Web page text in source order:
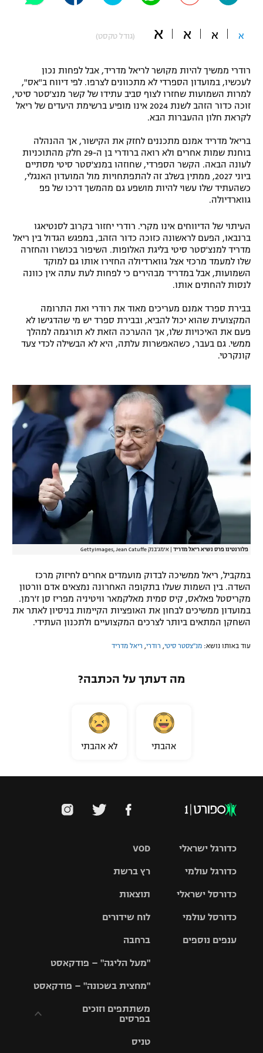
תקנון משתתפים וזוכים בפרסים
תקנון עבור פעילות אלקטרה
תקנון עבור פעילות ספורט 1 – "מרלן"
טניס
גיימינג E-Sports
תנאי שימוש
תקנון פעילות ספורט 1
רשיון להקרנה פומבית לבית עסק
הצטרפות לחבילת הערוצים
לוח דרושים – ג'ובנט
תגיות
המגזין
כדורמים
פוטבול אמריקאי NFL
בייסבול MLB
ספורט אתגרי ואקסטרים
אומנויות לחימה
גיימינג E-Sports
א א א א (גודל טקסט)
רודרי ממשיך להיות מקושר לריאל מדריד, אבל לפחות נכון
לעכשיו, במועדון הספרדי לא מתכוונים לצרפו. לפי דיווח ב"אס",
למרות השמועות שחזרו לצוף סביב עתידו של קשר מנצ'סטר סיטי,
זוכה כדור הזהב לשנת 2024 אינו מופיע ברשימת היעדים של ריאל
לקראת חלון ההעברות הבא.
בריאל מדריד אמנם מתכננים לחזק את הקישור, אך ההנהלה
בוחנת שמות אחרים ולא רואה ברודרי בן ה-29 חלק מהתוכניות
לעונה הבאה. הקשר הספרדי, שחוזהו במנצ'סטר סיטי מסתיים
ביוני 2027, ממתין בשלב זה להתפתחויות מול המועדון האנגלי,
כשהעתיד שלו עשוי להיות מושפע גם מהמשך דרכו של פפ
גווארדיולה.
העיתוי של הדיווחים אינו מקרי. רודרי יחזור בקרוב לסנטיאגו
ברנבאו, הפעם לראשונה כזוכה כדור הזהב, במפגש הגדול בין ריאל
מדריד למנצ'סטר סיטי בליגת האלופות. השיפור בכושרו והחזרה
שלו למעמד מרכזי אצל גווארדיולה החזירו אותו גם למוקד
השמועות, אבל במדריד מבהירים כי לפחות לעת עתה אין כוונה
לנסות להחתים אותו.
בבירת ספרד אמנם מעריכים מאוד את רודרי ואת התרומה
המקצועית שהוא יכול להביא, ובבירת ספרד יש מי שהדגישו לא
פעם את האיכויות שלו, אך ההערכה הזאת לא תורגמה למהלך
ממשי. גם בעבר, כשהאפשרות עלתה, היא לא הבשילה לכדי צעד
קונקרטי.
פלורנטינו פרס נשיא ריאל מדריד אימג'בנק GettyImages, Jean Catuffe
במקביל, ריאל ממשיכה לבדוק מועמדים אחרים לחיזוק מרכז
השדה. בין השמות שעלו בתקופה האחרונה נמצאים אדם וורטון
מקריסטל פאלאס, קיס סמית מאלקמאר וויטיניה מפריז סן ז'רמן.
במועדון ממשיכים לבחון את האופציות הקיימות בניסיון לאתר את
השחקן המתאים ביותר לצרכים המקצועיים ולתכנון העתידי.
עוד באותו נושא: מנ''צסטר סיטי רודרי ריאל מדריד
מה דעתך על הכתבה?
אהבתי לא אהבתי
VOD
רץ ברשת
תוצאות
לוח שידורים
ברחבה
"מעל הליגה" – פודקאסט
"מחצית בשכונה" – פודקאסט
משתתפים וזוכים
בפרסים
טניס
כדורגל ישראלי
גביע הטוטו
כדורגל עולמי
האלופות
ליגה
כדורסל ישראלי
סל
כדורסל עולמי
ענפים נוספים